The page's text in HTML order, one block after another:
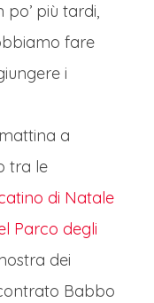
più tardi,
fare
i
a
tra le
di Natale
Parco degli
dei
Babbo